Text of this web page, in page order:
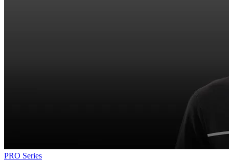
PRO Series